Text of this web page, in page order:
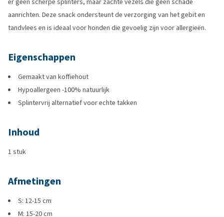
aanrichten. Deze snack ondersteunt de verzorging van het gebit en
tandvlees en is ideaal voor honden die gevoelig zijn voor allergieën.
Eigenschappen
Gemaakt van koffiehout
Hypoallergeen -100% natuurlijk
Splintervrij alternatief voor echte takken
Inhoud
1 stuk
Afmetingen
S: 12-15 cm
M: 15-20 cm